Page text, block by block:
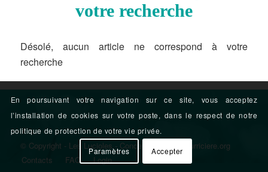
votre recherche
Désolé, aucun article ne correspond à votre
recherche
© Copyright - Les Lucioles - Conception : terrenourriciere.org
Contacts
FAQ Login
En poursuivant votre navigation sur ce site, vous acceptez
l’installation de cookies sur votre poste, dans le respect de notre
politique de protection de votre vie privée.
Paramètres Accepter